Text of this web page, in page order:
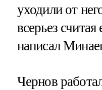
уходили от
всерьез
написал
Чернов